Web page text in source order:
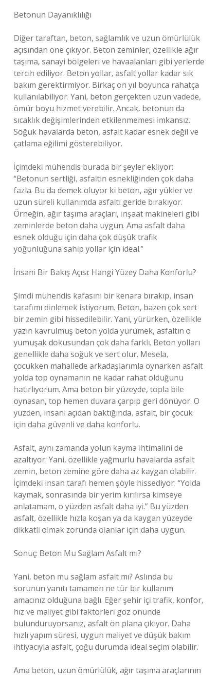
Betonun Dayanıklılığı
Diğer taraftan, beton, sağlamlık ve uzun ömürlülük
açısından öne çıkıyor. Beton zeminler, özellikle ağır
taşıma, sanayi bölgeleri ve havaalanları gibi yerlerde
tercih ediliyor. Beton yollar, asfalt yollar kadar sık
bakım gerektirmiyor. Birkaç on yıl boyunca rahatça
kullanılabiliyor. Yani, beton gerçekten uzun vadede,
ömür boyu hizmet verebilir. Ancak, betonun da
sıcaklık değişimlerinden etkilenmemesi imkansız.
Soğuk havalarda beton, asfalt kadar esnek değil ve
çatlama eğilimi gösterebiliyor.
İçimdeki mühendis burada bir şeyler ekliyor:
“Betonun sertliği, asfaltın esnekliğinden çok daha
fazla. Bu da demek oluyor ki beton, ağır yükler ve
uzun süreli kullanımda asfaltı geride bırakıyor.
Örneğin, ağır taşıma araçları, inşaat makineleri gibi
zeminlerde beton daha uygun. Ama asfalt daha
esnek olduğu için daha çok düşük trafik
yoğunluğuna sahip yollar için ideal.”
İnsani Bir Bakış Açısı: Hangi Yüzey Daha Konforlu?
Şimdi mühendis kafasını bir kenara bırakıp, insan
tarafımı dinlemek istiyorum. Beton, bazen çok sert
bir zemin gibi hissedilebilir. Yani, yürürken, özellikle
yazın kavrulmuş beton yolda yürümek, asfaltın o
yumuşak dokusundan çok daha farklı. Beton yolları
genellikle daha soğuk ve sert olur. Mesela,
çocukken mahallede arkadaşlarımla oynarken asfalt
yolda top oynamanın ne kadar rahat olduğunu
hatırlıyorum. Ama beton bir yüzeyde, topla bile
oynasan, top hemen duvara çarpıp geri dönüyor. O
yüzden, insani açıdan baktığında, asfalt, bir çocuk
için daha güvenli ve daha konforlu.
Asfalt, aynı zamanda yolun kayma ihtimalini de
azaltıyor. Yani, özellikle yağmurlu havalarda asfalt
zemin, beton zemine göre daha az kaygan olabilir.
İçimdeki insan tarafı hemen şöyle hissediyor: “Yolda
kaymak, sonrasında bir yerim kırılırsa kimseye
anlatamam, o yüzden asfalt daha iyi.” Bu yüzden
asfalt, özellikle hızla koşan ya da kaygan yüzeyde
dikkatli olmak zorunda olanlar için daha uygun.
Sonuç: Beton Mu Sağlam Asfalt mı?
Yani, beton mu sağlam asfalt mı? Aslında bu
sorunun yanıtı tamamen ne tür bir kullanım
amacınız olduğuna bağlı. Eğer şehir içi trafik, konfor,
hız ve maliyet gibi faktörleri göz önünde
bulunduruyorsanız, asfalt ön plana çıkıyor. Daha
hızlı yapım süresi, uygun maliyet ve düşük bakım
ihtiyacıyla asfalt, çoğu durumda ideal seçim olabilir.
Ama beton, uzun ömürlülük, ağır taşıma araçlarının